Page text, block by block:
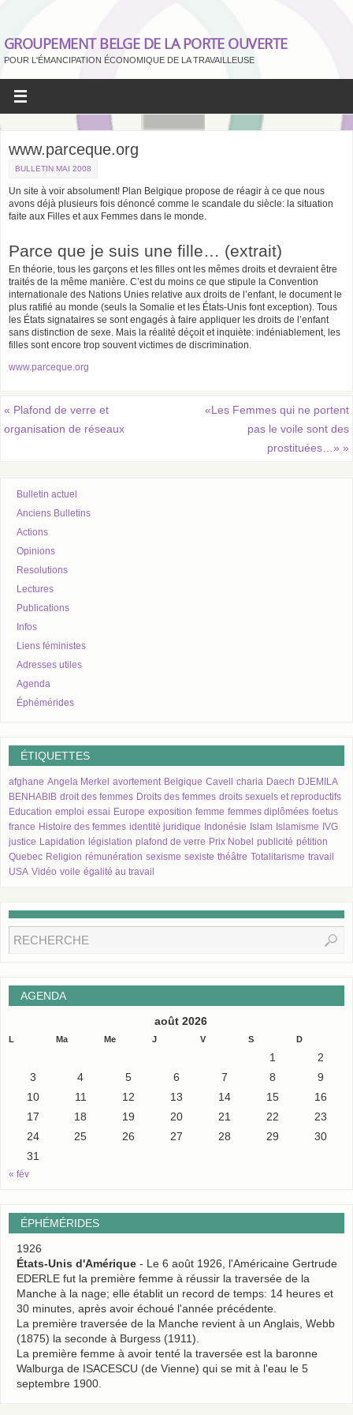
GROUPEMENT BELGE DE LA PORTE OUVERTE
POUR L'ÉMANCIPATION ÉCONOMIQUE DE LA TRAVAILLEUSE
www.parceque.org
BULLETIN MAI 2008
Un site à voir absolument! Plan Belgique propose de réagir à ce que nous
avons déjà plusieurs fois dénoncé comme le scandale du siècle: la situation
faite aux Filles et aux Femmes dans le monde.
Parce que je suis une fille… (extrait)
En théorie, tous les garçons et les filles ont les mêmes droits et devraient être
traités de la même manière. C’est du moins ce que stipule la Convention
internationale des Nations Unies relative aux droits de l’enfant, le document le
plus ratifié au monde (seuls la Somalie et les États-Unis font exception). Tous
les États signataires se sont engagés à faire appliquer les droits de l’enfant
sans distinction de sexe. Mais la réalité déçoit et inquiète: indéniablement, les
filles sont encore trop souvent victimes de discrimination.
www.parceque.org
« Plafond de verre et
organisation de réseaux
«Les Femmes qui ne portent
pas le voile sont des
prostituées…» »
Bulletin actuel
Anciens Bulletins
Actions
Opinions
Resolutions
Lectures
Publications
Infos
Liens féministes
Adresses utiles
Agenda
Éphémérides
ÉTIQUETTES
afghane Angela Merkel avortement Belgique Cavell charia Daech DJEMILA
BENHABIB droit des femmes Droits des femmes droits sexuels et reproductifs
Education emploi essai Europe exposition femme femmes diplômées foetus
france Histoire des femmes identité juridique Indonésie Islam Islamisme IVG
justice Lapidation législation plafond de verre Prix Nobel publicité pétition
Quebec Religion rémunération sexisme sexiste théâtre Totalitarisme travail
USA Vidéo voile égalité au travail
AGENDA
août 2026
L Ma Me J V S D
« fév
1
2
3
4 5 6 7 8
9
10
11 12 13 14 15
16
17
18 19 20 21 22
23
24
25 26 27 28 29
30
31
ÉPHÉMÉRIDES
1926
États-Unis d'Amérique - Le 6 août 1926, l'Américaine Gertrude
EDERLE fut la première femme à réussir la traversée de la
Manche à la nage; elle établit un record de temps: 14 heures et
30 minutes, après avoir échoué l'année précédente.
La première traversée de la Manche revient à un Anglais, Webb
(1875) la seconde à Burgess (1911).
La première femme à avoir tenté la traversée est la baronne
Walburga de ISACESCU (de Vienne) qui se mit à l'eau le 5
septembre 1900.